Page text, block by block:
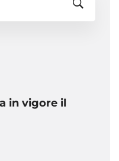
in vigore il